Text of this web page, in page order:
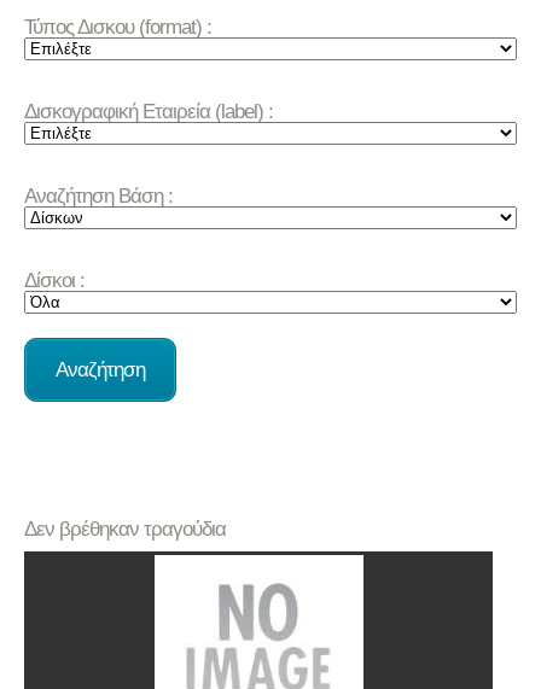
Τύπος Δισκου (format) :
Δισκογραφική Εταιρεία (label) :
Αναζήτηση Βάση :
Δίσκοι :
Δεν βρέθηκαν τραγούδια